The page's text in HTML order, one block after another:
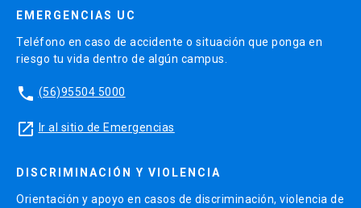
EMERGENCIAS UC
Teléfono en caso de accidente o situación que ponga en
riesgo tu vida dentro de algún campus.
phone (56)95504 5000
launch Ir al sitio de Emergencias
DISCRIMINACIÓN Y VIOLENCIA
Orientación y apoyo en casos de discriminación, violencia de